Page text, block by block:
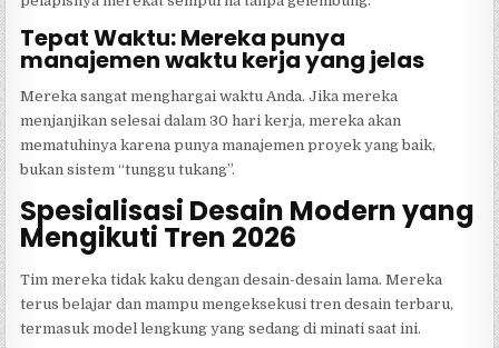
Tepat Waktu: Mereka punya
manajemen waktu kerja yang jelas
Mereka sangat menghargai waktu Anda. Jika mereka
menjanjikan selesai dalam 30 hari kerja, mereka akan
mematuhinya karena punya manajemen proyek yang baik,
bukan sistem “tunggu tukang”.
Spesialisasi Desain Modern yang
Mengikuti Tren 2026
Tim mereka tidak kaku dengan desain-desain lama. Mereka
terus belajar dan mampu mengeksekusi tren desain terbaru,
termasuk model lengkung yang sedang di minati saat ini.